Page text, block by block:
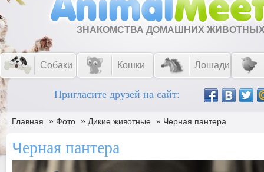
ЗНАКОМСТВА ДОМАШНИХ
Собаки Кошки Лошади
Пригласите друзей на сайт:
Главная » Фото » Дикие животные » Черная пантера
Черная пантера